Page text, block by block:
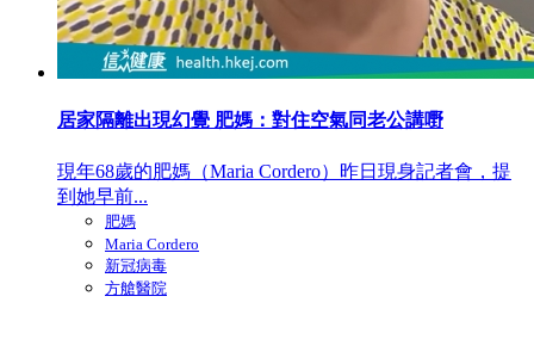
居家隔離出現幻覺 肥媽：對住空氣同老公講嘢
現年68歲的肥媽（Maria Cordero）昨日現身記者會，提
到她早前...
肥媽
Maria Cordero
新冠病毒
方艙醫院